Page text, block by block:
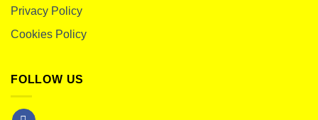
Privacy Policy
Cookies Policy
FOLLOW US